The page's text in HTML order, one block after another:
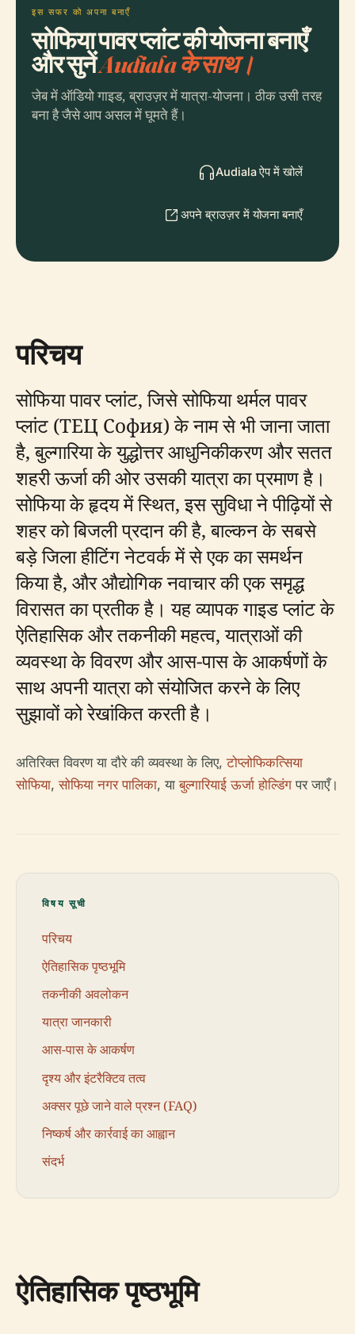
इस सफर को अपना बनाएँ
सोफिया पावर प्लांट की योजना बनाएँ
और सुनेंAudiala के साथ।
जेब में ऑडियो गाइड, ब्राउज़र में यात्रा-योजना। ठीक उसी तरह
बना है जैसे आप असल में घूमते हैं।
Audiala ऐप में खोलें
अपने ब्राउज़र में योजना बनाएँ
परिचय
सोफिया पावर प्लांट, जिसे सोफिया थर्मल पावर
प्लांट (ТЕЦ София) के नाम से भी जाना जाता
है, बुल्गारिया के युद्धोत्तर आधुनिकीकरण और सतत
शहरी ऊर्जा की ओर उसकी यात्रा का प्रमाण है।
सोफिया के हृदय में स्थित, इस सुविधा ने पीढ़ियों से
शहर को बिजली प्रदान की है, बाल्कन के सबसे
बड़े जिला हीटिंग नेटवर्क में से एक का समर्थन
किया है, और औद्योगिक नवाचार की एक समृद्ध
विरासत का प्रतीक है। यह व्यापक गाइड प्लांट के
ऐतिहासिक और तकनीकी महत्व, यात्राओं की
व्यवस्था के विवरण और आस-पास के आकर्षणों के
साथ अपनी यात्रा को संयोजित करने के लिए
सुझावों को रेखांकित करती है।
अतिरिक्त विवरण या दौरे की व्यवस्था के लिए,टोप्लोफिकत्सिया
सोफिया,सोफिया नगर पालिका, याबुल्गारियाई ऊर्जा होल्डिंग पर जाएँ।
विषय सूची
परिचय
ऐतिहासिक पृष्ठभूमि
तकनीकी अवलोकन
यात्रा जानकारी
आस-पास के आकर्षण
दृश्य और इंटरैक्टिव तत्व
अक्सर पूछे जाने वाले प्रश्न (FAQ)
निष्कर्ष और कार्रवाई का आह्वान
संदर्भ
ऐतिहासिक पृष्ठभूमि